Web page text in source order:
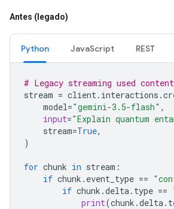
Antes (legado)
Python JavaScript REST
# Legacy streaming used
stream = client. interactions .
model="gemini-3.5-flash" ,
input="Explain quantum
stream=True,
)
for chunk in stream :
if chunk . event_type ==
if chunk .delta. type ==
print(chunk .delta.